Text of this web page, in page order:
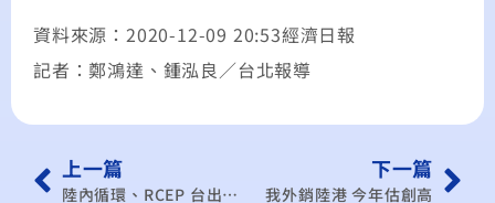
資料來源：2020-12-09 20:53經濟日報
記者：鄭鴻達、鍾泓良／台北報導
上一篇
陸內循環、RCEP 台出口隱憂
下一篇
我外銷陸港 今年估創高